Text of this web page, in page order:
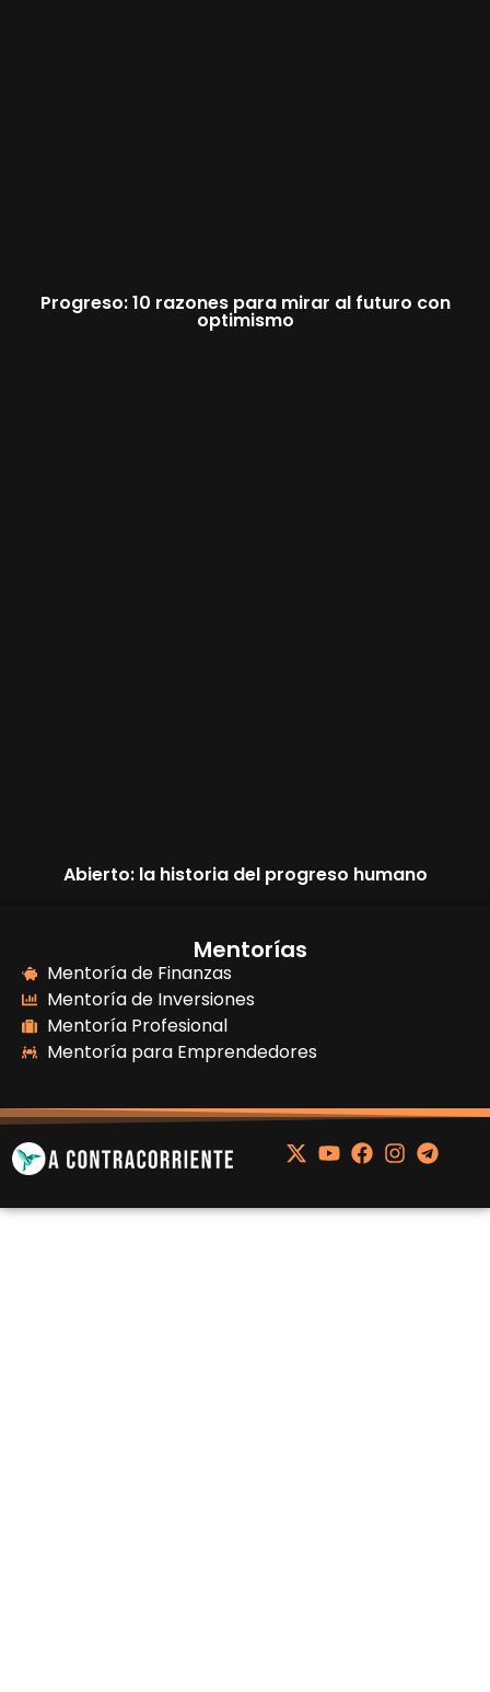
Progreso: 10 razones para mirar al futuro con
optimismo
Abierto: la historia del progreso humano
Mentorías
Mentoría de Finanzas
Mentoría de Inversiones
Mentoría Profesional
Mentoría para Emprendedores